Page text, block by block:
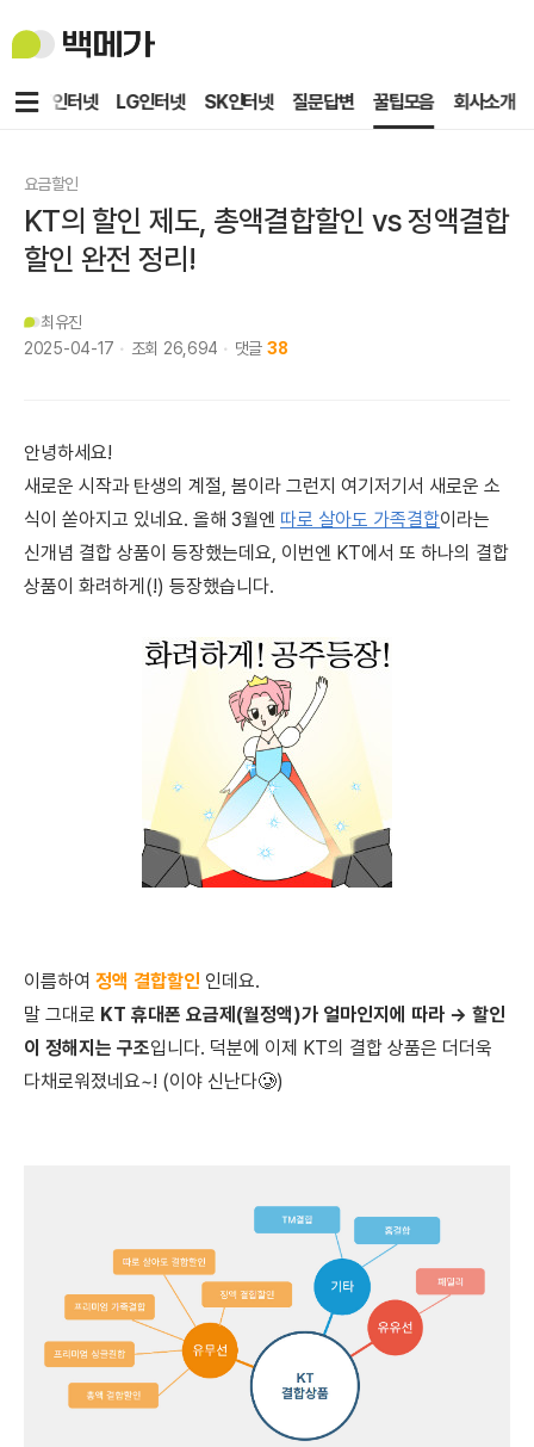
백
메
KT인터넷 LG인터넷 SK인터넷 질문답변 꿀팁모음 회사소개
메
요금할인
KT의 할인 제도, 총액결합할인 vs 정액결합
할인 완전 정리!
최유진
2025-04-17
조회 26,694 댓글 38
안녕하세요!
새로운 시작과 탄생의 계절, 봄이라 그런지 여기저기서 새로운 소
식이 쏟아지고 있네요. 올해 3월엔 따로 살아도 가족결합이라는
신개념 결합 상품이 등장했는데요, 이번엔 KT에서 또 하나의 결합
상품이 화려하게(!) 등장했습니다.
이름하여 정액 결합할인 인데요.
말 그대로 KT 휴대폰 요금제(월정액)가 얼마인지에 따라 → 할인
이 정해지는 구조입니다. 덕분에 이제 KT의 결합 상품은 더더욱
다채로워졌네요~! (이야 신난다🥲)